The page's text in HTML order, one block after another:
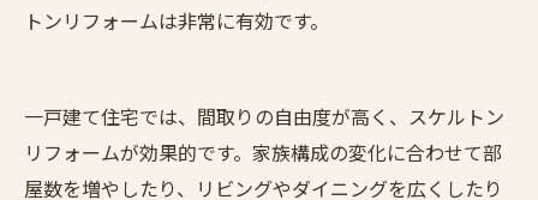
トンリフォームは非常に有効です。
一戸建て住宅では、間取りの自由度が高く、スケルトン
リフォームが効果的です。家族構成の変化に合わせて部
屋数を増やしたり、リビングやダイニングを広くしたり